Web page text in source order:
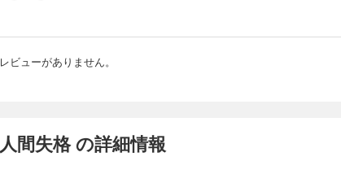
レビューがありません。
人間失格 の詳細情報